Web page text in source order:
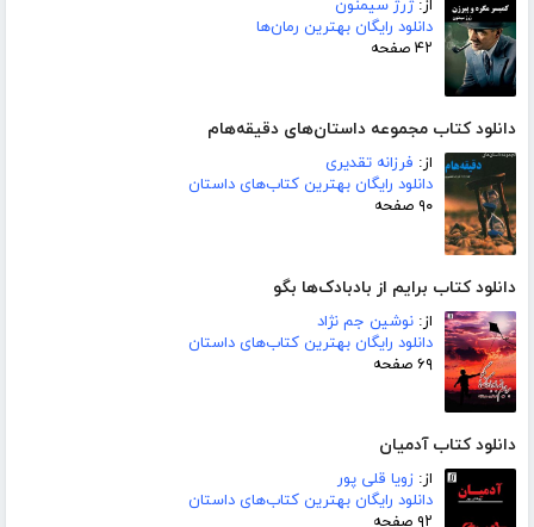
از:ژرژ سیمنون
دانلود رایگان بهترین رمان‌ها
۴۲ صفحه
دانلود کتاب مجموعه داستان‌های دقیقه‌هام
از: فرزانه تقدیری
دانلود رایگان بهترین کتاب‌های داستان
۹۰ صفحه
دانلود کتاب برایم از بادبادک‌ها بگو
از: نوشین جم نژاد
دانلود رایگان بهترین کتاب‌های داستان
۶۹ صفحه
دانلود کتاب آدمیان
از: زویا قلی پور
دانلود رایگان بهترین کتاب‌های داستان
۹۲ صفحه